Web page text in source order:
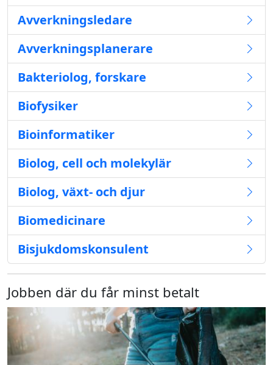
Avverkningsledare
Avverkningsplanerare
Bakteriolog, forskare
Biofysiker
Bioinformatiker
Biolog, cell och molekylär
Biolog, växt- och djur
Biomedicinare
Bisjukdomskonsulent
Jobben där du får minst betalt